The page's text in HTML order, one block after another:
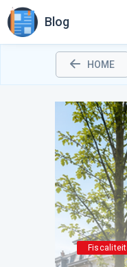
Blog
HOME
Fiscaliteit